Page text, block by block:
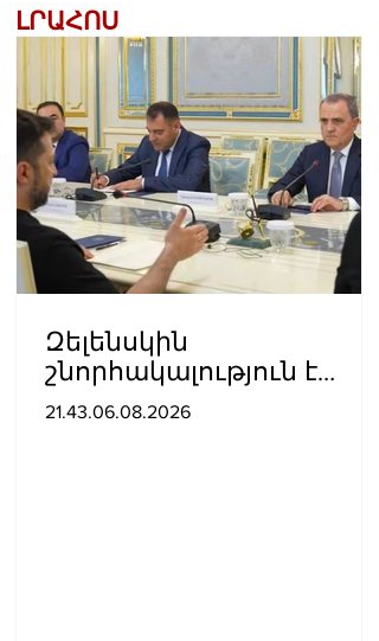
ԼՐԱՀՈՍ
Զելենսկին
շնորհակալություն է
հայտնել Բայրամովին՝
21.43.06.08.2026